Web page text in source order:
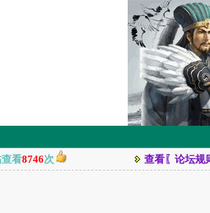
看8746次 查看〖论坛规